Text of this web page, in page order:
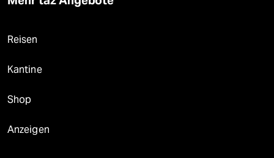
Reisen
Kantine
Shop
Anzeigen